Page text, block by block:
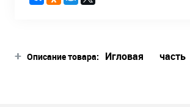
+ Описание товара:
Игловая